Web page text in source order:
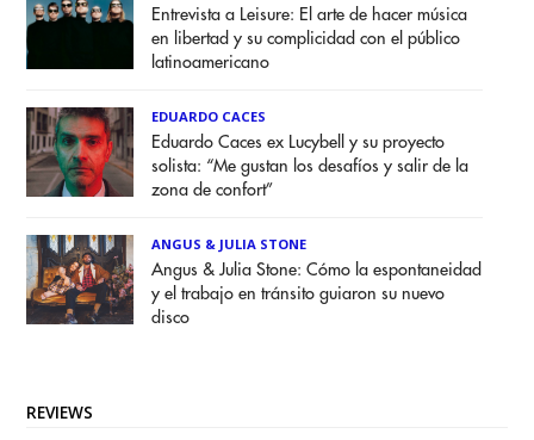
Entrevista a Leisure: El arte de hacer música
en libertad y su complicidad con el público
latinoamericano
EDUARDO CACES
Eduardo Caces ex Lucybell y su proyecto
solista: “Me gustan los desafíos y salir de la
zona de confort”
ANGUS & JULIA STONE
Angus & Julia Stone: Cómo la espontaneidad
y el trabajo en tránsito guiaron su nuevo
disco
REVIEWS